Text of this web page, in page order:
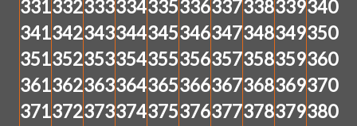
331332333334335336337338339340
341342343344345346347348349350
351352353354355356357358359360
361362363364365366367368369370
371372373374375376377378379380